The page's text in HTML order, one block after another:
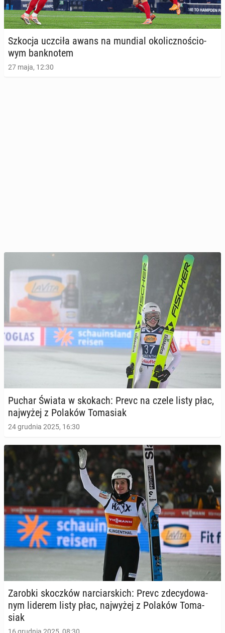
Szkocja uczciła awans na mundial oko­licz­no­ścio­
wym bank­no­tem
27 maja, 12:30
Puchar Świata w skokach: Prevc na czele listy płac,
naj­wy­żej z Polaków To­ma­siak
24 grudnia 2025, 16:30
Zarobki skocz­ków nar­ciar­skich: Prevc zde­cy­do­wa­
nym liderem listy płac, naj­wy­żej z Polaków To­ma­
siak